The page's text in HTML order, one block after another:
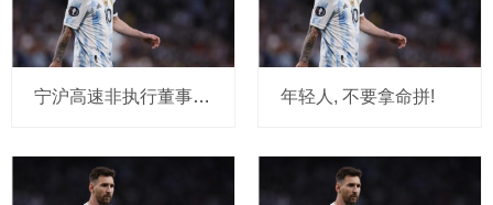
宁沪高速非执行董事杨建国离任, 年龄5 年轻人, 不要拿命拼!